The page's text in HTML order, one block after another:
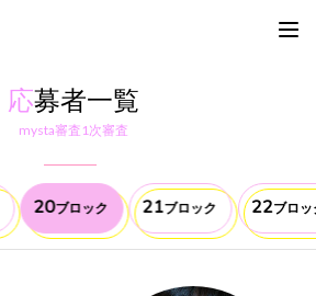
応募者一覧
mysta審査1次審査
20ブロック 21ブロック 22ブロッ